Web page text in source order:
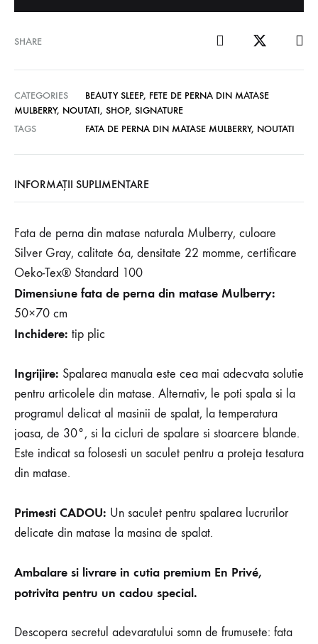
SHARE
CATEGORIES BEAUTY SLEEP, FETE DE PERNA DIN MATASE
MULBERRY, NOUTATI, SHOP, SIGNATURE
TAGS
FATA DE PERNA DIN MATASE MULBERRY, NOUTATI
INFORMAȚII SUPLIMENTARE
Fata de perna din matase naturala Mulberry, culoare
Silver Gray, calitate 6a, densitate 22 momme, certificare
Oeko-Tex® Standard 100
Dimensiune fata de perna din matase Mulberry:
50×70 cm
Inchidere: tip plic
Ingrijire: Spalarea manuala este cea mai adecvata solutie
pentru articolele din matase. Alternativ, le poti spala si la
programul delicat al masinii de spalat, la temperatura
joasa, de 30°, si la cicluri de spalare si stoarcere blande.
Este indicat sa folosesti un saculet pentru a proteja tesatura
din matase.
Primesti CADOU: Un saculet pentru spalarea lucrurilor
delicate din matase la masina de spalat.
Ambalare si livrare in cutia premium En Privé,
potrivita pentru un cadou special.
Descopera secretul adevaratului somn de frumusete: fata